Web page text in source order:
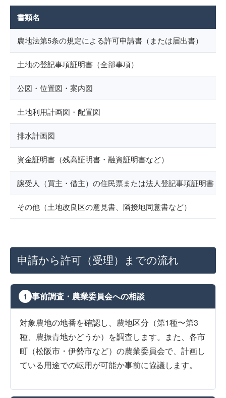
書類名
農地法第5条の規定による許可申請書（または届出書）
土地の登記事項証明書（全部事項）
公図・位置図・案内図
土地利用計画図・配置図
排水計画図
資金証明書（残高証明書・融資証明書など）
譲受人（買主・借主）の住民票または法人登記事項証明書
その他（土地改良区の意見書、隣接地同意書など）
申請から許可（受理）までの流れ
1 事前調査・農業委員会への相談
対象農地の地番を確認し、農地区分（第1種〜第3
種、農振青地かどうか）を調査します。また、各市
町（松阪市・伊勢市など）の農業委員会で、計画し
ている用途での転用が可能か事前に協議します。